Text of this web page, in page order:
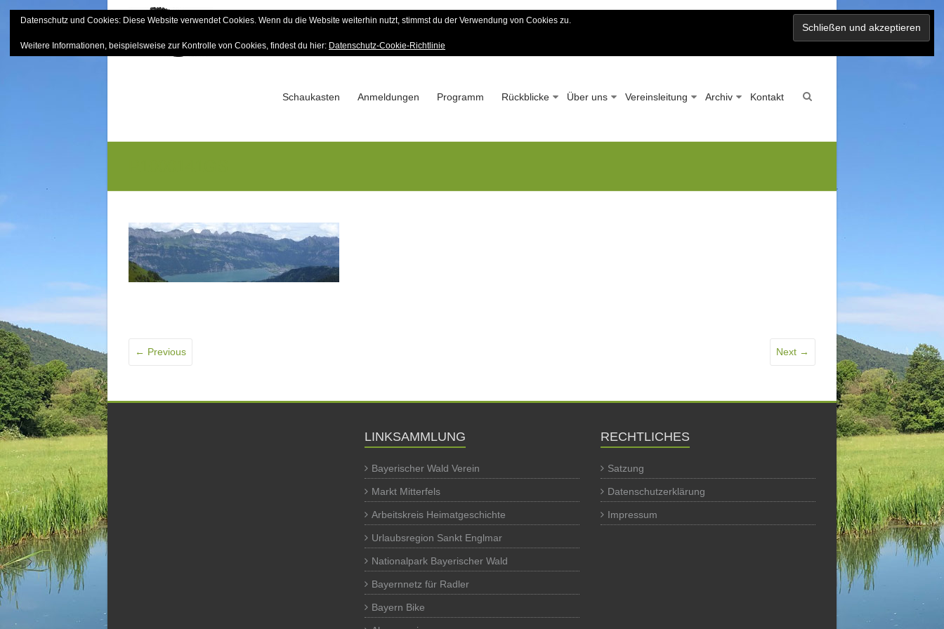
to
Bayerischer Wald-Verein
Sektion Mitterfels e.V. – Seit 1963
Schaukasten Anmeldungen Programm Rückblicke Über uns Vereinsleitung Archiv Kontakt
← Previous Next →
LINKSAMMLUNG
Bayerischer Wald Verein
Markt Mitterfels
Arbeitskreis Heimatgeschichte
Urlaubsregion Sankt Englmar
Nationalpark Bayerischer Wald
Bayernnetz für Radler
Bayern Bike
RECHTLICHES
Satzung
Datenschutzerklärung
Impressum
Datenschutz und Cookies: Diese Website verwendet Cookies. Wenn du die Website weiterhin nutzt, stimmst du der Verwendung von Cookies zu.
Weitere Informationen, beispielsweise zur Kontrolle von Cookies, findest du hier: Datenschutz-Cookie-Richtlinie